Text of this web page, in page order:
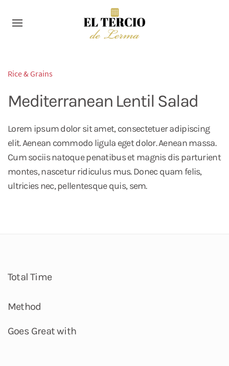
Rice & Grains
Mediterranean Lentil Salad
Lorem ipsum dolor sit amet, consectetuer adipiscing
elit. Aenean commodo ligula eget dolor. Aenean massa.
Cum sociis natoque penatibus et magnis dis parturient
montes, nascetur ridiculus mus. Donec quam felis,
ultricies nec, pellentesque quis, sem.
Total Time
Method
Goes Great with